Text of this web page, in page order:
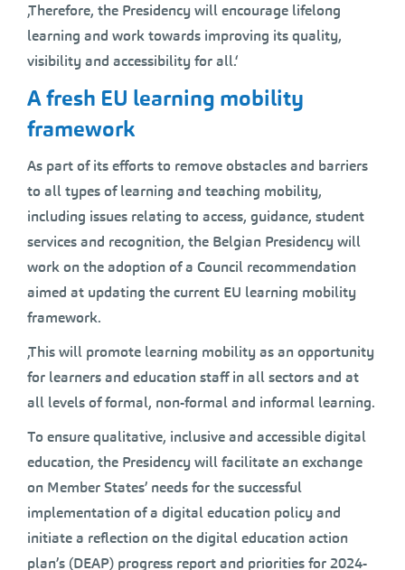
‚Therefore, the Presidency will encourage lifelong
learning and work towards improving its quality,
visibility and accessibility for all.‘
A fresh EU learning mobility
framework
As part of its efforts to remove obstacles and barriers
to all types of learning and teaching mobility,
including issues relating to access, guidance, student
services and recognition, the Belgian Presidency will
work on the adoption of a Council recommendation
aimed at updating the current EU learning mobility
framework.
‚This will promote learning mobility as an opportunity
for learners and education staff in all sectors and at
all levels of formal, non-formal and informal learning.
To ensure qualitative, inclusive and accessible digital
education, the Presidency will facilitate an exchange
on Member States’ needs for the successful
implementation of a digital education policy and
initiate a reflection on the digital education action
plan’s (DEAP) progress report and priorities for 2024-